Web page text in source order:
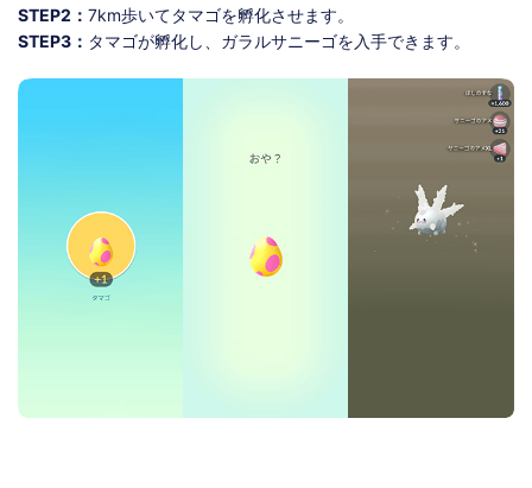
STEP2： 7km歩いてタマゴを孵化させます。
STEP3： タマゴが孵化し、ガラルサニーゴを入手できます。